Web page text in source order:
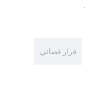
قرار قضائي